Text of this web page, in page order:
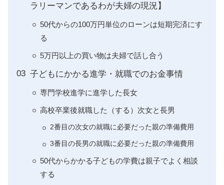
ラリーマンであるわが夫婦の現況】
50代からの100万円単位のローンは短期完済にす
る
5万円以上の買い物は夫婦で話し合う
子どもにかかる進学・就職でのお金事情
専門学校進学に進学した長女
高校卒業後就職した（する）次女と長男
2番目の次女の就職に必要だった親の準備費用
3番目の長男の就職に必要だった親の準備費用
50代からかかる子どもの学費は親子でよく相談
する